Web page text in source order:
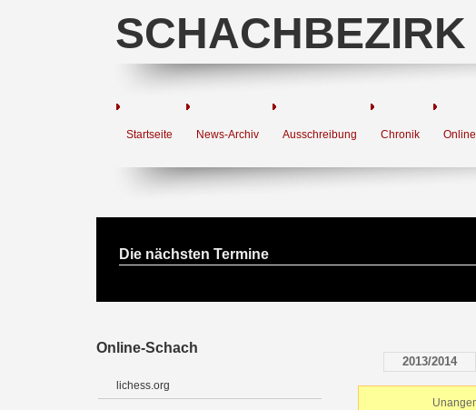
Startseite News-Archiv Ausschreibung Chronik
Die nächsten Termine
Online-Schach
lichess.org
2013/2014